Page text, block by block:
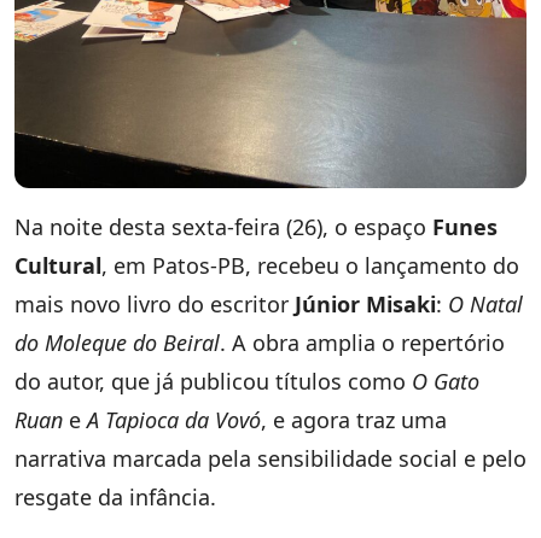
Na noite desta sexta-feira (26), o espaço Funes
Cultural, em Patos-PB, recebeu o lançamento do
mais novo livro do escritor Júnior Misaki: O Natal
do Moleque do Beiral. A obra amplia o repertório
do autor, que já publicou títulos como O Gato
Ruan eA Tapioca da Vovó, e agora traz uma
narrativa marcada pela sensibilidade social e pelo
resgate da infância.